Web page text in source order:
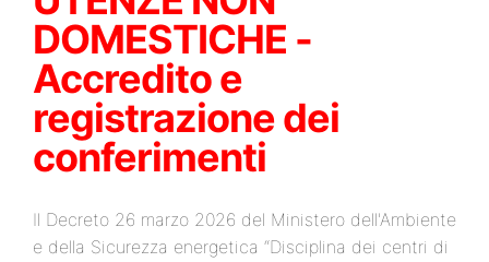
DOMESTICHE -
Accredito e
registrazione dei
conferimenti
Il Decreto 26 marzo 2026 del Ministero dell'Ambiente
e della Sicurezza energetica “Disciplina dei centri di